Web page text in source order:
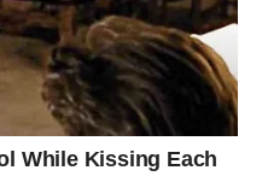
da se Ribe menjaju,